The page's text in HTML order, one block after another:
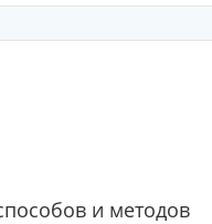
и методов